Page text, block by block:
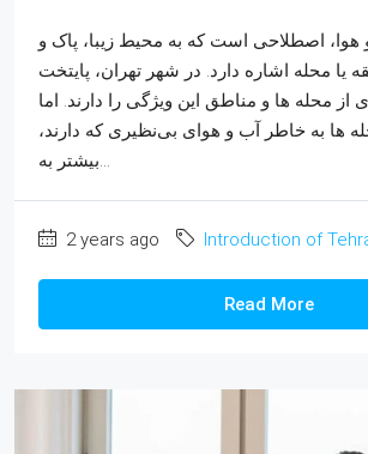
اصطلاحی است که به محیط زیبا، پاک و
یا محله اشاره دارد. در شهر تهران، پایتخت
از محله ها و مناطق این ویژگی را دارند. اما
ها به خاطر آب و هوای بی‌نظیری که دارند،
بیشتر به...
2 years ago Introduction of
Read More